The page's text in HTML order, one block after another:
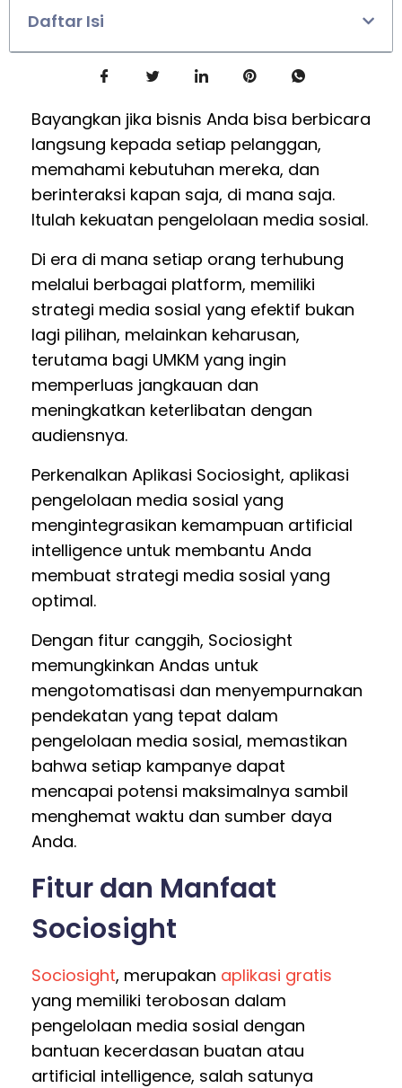
Daftar Isi
Bayangkan jika bisnis Anda bisa berbicara
langsung kepada setiap pelanggan,
memahami kebutuhan mereka, dan
berinteraksi kapan saja, di mana saja.
Itulah kekuatan pengelolaan media sosial.
Di era di mana setiap orang terhubung
melalui berbagai platform, memiliki
strategi media sosial yang efektif bukan
lagi pilihan, melainkan keharusan,
terutama bagi UMKM yang ingin
memperluas jangkauan dan
meningkatkan keterlibatan dengan
audiensnya.
Perkenalkan Aplikasi Sociosight, aplikasi
pengelolaan media sosial yang
mengintegrasikan kemampuan artificial
intelligence untuk membantu Anda
membuat strategi media sosial yang
optimal.
Dengan fitur canggih, Sociosight
memungkinkan Andas untuk
mengotomatisasi dan menyempurnakan
pendekatan yang tepat dalam
pengelolaan media sosial, memastikan
bahwa setiap kampanye dapat
mencapai potensi maksimalnya sambil
menghemat waktu dan sumber daya
Anda.
Fitur dan Manfaat
Sociosight
Sociosight, merupakan aplikasi gratis
yang memiliki terobosan dalam
pengelolaan media sosial dengan
bantuan kecerdasan buatan atau
artificial intelligence, salah satunya